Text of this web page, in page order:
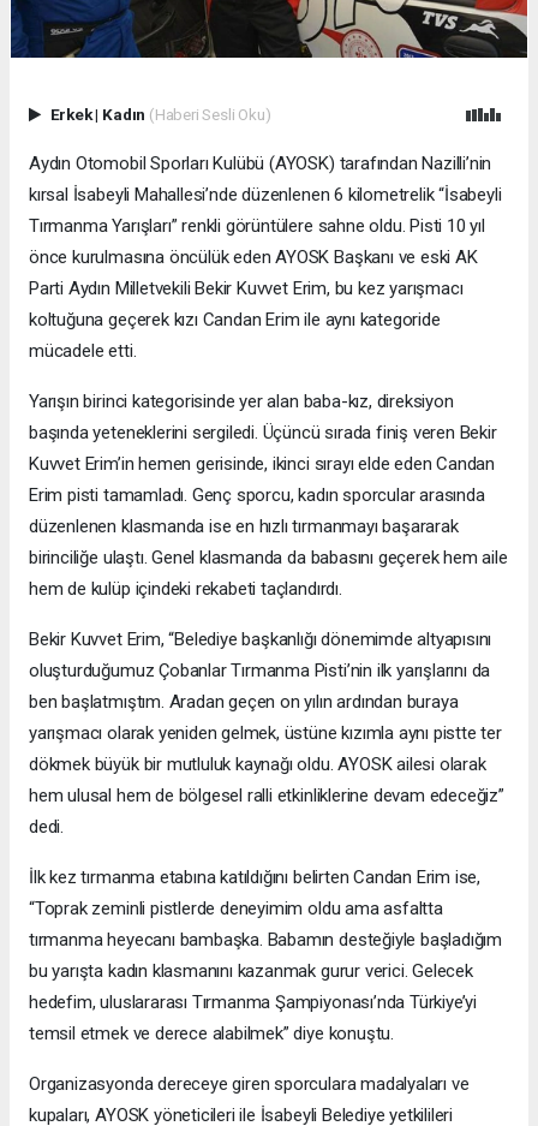
Erkek| Kadın (Haberi Sesli Oku)
Aydın Otomobil Sporları Kulübü (AYOSK) tarafından Nazilli’nin
kırsal İsabeyli Mahallesi’nde düzenlenen 6 kilometrelik “İsabeyli
Tırmanma Yarışları” renkli görüntülere sahne oldu. Pisti 10 yıl
önce kurulmasına öncülük eden AYOSK Başkanı ve eski AK
Parti Aydın Milletvekili Bekir Kuvvet Erim, bu kez yarışmacı
koltuğuna geçerek kızı Candan Erim ile aynı kategoride
mücadele etti.
Yarışın birinci kategorisinde yer alan baba-kız, direksiyon
başında yeteneklerini sergiledi. Üçüncü sırada finiş veren Bekir
Kuvvet Erim’in hemen gerisinde, ikinci sırayı elde eden Candan
Erim pisti tamamladı. Genç sporcu, kadın sporcular arasında
düzenlenen klasmanda ise en hızlı tırmanmayı başararak
birinciliğe ulaştı. Genel klasmanda da babasını geçerek hem aile
hem de kulüp içindeki rekabeti taçlandırdı.
Bekir Kuvvet Erim, “Belediye başkanlığı dönemimde altyapısını
oluşturduğumuz Çobanlar Tırmanma Pisti’nin ilk yarışlarını da
ben başlatmıştım. Aradan geçen on yılın ardından buraya
yarışmacı olarak yeniden gelmek, üstüne kızımla aynı pistte ter
dökmek büyük bir mutluluk kaynağı oldu. AYOSK ailesi olarak
hem ulusal hem de bölgesel ralli etkinliklerine devam edeceğiz”
dedi.
İlk kez tırmanma etabına katıldığını belirten Candan Erim ise,
“Toprak zeminli pistlerde deneyimim oldu ama asfaltta
tırmanma heyecanı bambaşka. Babamın desteğiyle başladığım
bu yarışta kadın klasmanını kazanmak gurur verici. Gelecek
hedefim, uluslararası Tırmanma Şampiyonası’nda Türkiye’yi
temsil etmek ve derece alabilmek” diye konuştu.
Organizasyonda dereceye giren sporculara madalyaları ve
kupaları, AYOSK yöneticileri ile İsabeyli Belediye yetkilileri